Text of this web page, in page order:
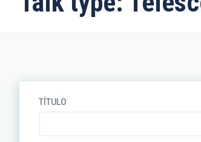
enlaces
TÍTULO